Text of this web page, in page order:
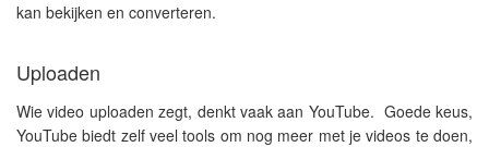
kan bekijken en converteren.
Uploaden
Wie video uploaden zegt, denkt vaak aan YouTube. Goede keus,
YouTube biedt zelf veel tools om nog meer met je videos te doen,